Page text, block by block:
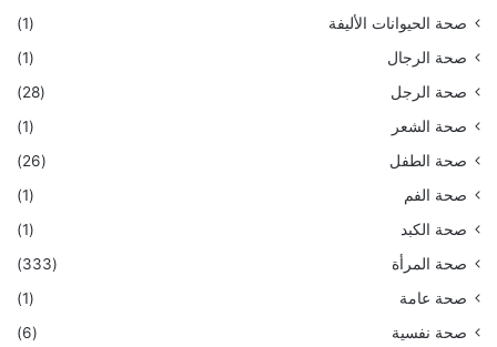
صحة الحيوانات الأليفة
(1)
صحة الرجال
(1)
صحة الرجل
(28)
صحة الشعر
(1)
صحة الطفل
(26)
صحة الفم
(1)
صحة الكبد
(1)
صحة المرأة
(333)
صحة عامة
(1)
صحة نفسية
(6)